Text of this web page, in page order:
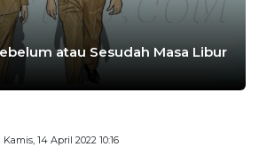
atau Sesudah Masa Libur
Kamis, 14 April 2022 10:16